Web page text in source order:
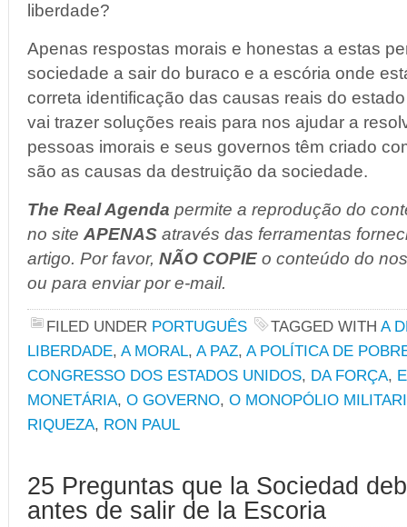
liberdade?
Apenas respostas morais e honestas a estas
sociedade a sair do buraco e a escória onde
correta identificação das causas reais do
vai trazer soluções reais para nos ajudar a
pessoas imorais e seus governos têm criado
são as causas da destruição da sociedade.
The Real Agenda permite a reprodução do
no site APENAS através das ferramentas
artigo. Por favor, NÃO COPIE o conteúdo do
ou para enviar por e-mail.
FILED UNDER PORTUGUÊS TAGGED WITH A
LIBERDADE, A MORAL, A PAZ, A POLÍTICA DE
CONGRESSO DOS ESTADOS UNIDOS, DA FORÇA,
MONETÁRIA, O GOVERNO, O MONOPÓLIO
RIQUEZA, RON PAUL
25 Preguntas que la Sociedad
antes de salir de la Escoria